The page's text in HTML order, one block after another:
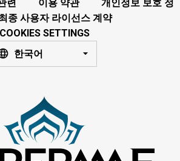
련 이용 약관
개인정보 보호 정
종 사용자 라이선스 계약
COOKIES SETTINGS
한국어